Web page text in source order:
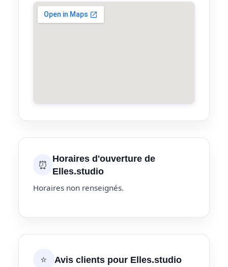
⏰
Horaires d'ouverture de
Elles.studio
Horaires non renseignés.
⭐ Avis clients pour Elles.studio